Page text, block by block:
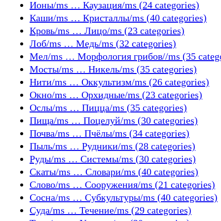
Ионы/ms … Каузация/ms (24 categories)
Каши/ms … Кристаллы/ms (40 categories)
Кровь/ms … Лицо/ms (23 categories)
Лоб/ms … Медь/ms (32 categories)
Мел/ms … Морфология грибов//ms (35
Мосты/ms … Никель/ms (35 categories)
Нити/ms … Оккультизм/ms (26 categories)
Окно/ms … Орхидные/ms (23 categories)
Ослы/ms … Пицца/ms (35 categories)
Пища/ms … Поцелуй/ms (30 categories)
Почва/ms … Пчёлы/ms (34 categories)
Пыль/ms … Рудники/ms (28 categories)
Руды/ms … Системы/ms (30 categories)
Скаты/ms … Словари/ms (40 categories)
Слово/ms … Сооружения/ms (21 categories)
Сосна/ms … Субкультуры/ms (40 categories)
Суда/ms … Течение/ms (29 categories)